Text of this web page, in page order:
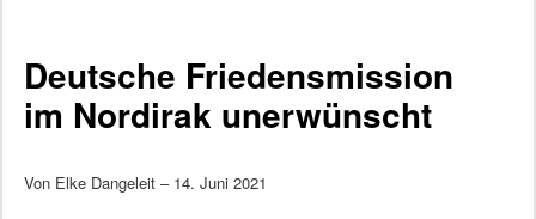
Deutsche Friedensmission
im Nordirak unerwünscht
Von Elke Dangeleit – 14. Juni 2021